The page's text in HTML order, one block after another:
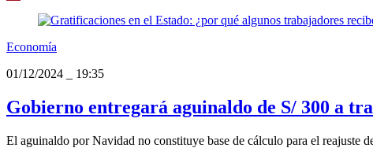
Economía
01/12/2024
19:35
Gobierno entregará aguinaldo de S/ 300 a
El aguinaldo por Navidad no constituye base de cálculo para el reajuste